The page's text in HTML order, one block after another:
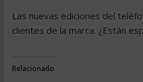
Las nuevas ediciones del
clientes de la marca. ¿Están
Relacionado